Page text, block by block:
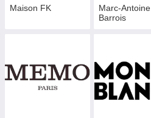
Maison FK
Marc-Antoine
Barrois